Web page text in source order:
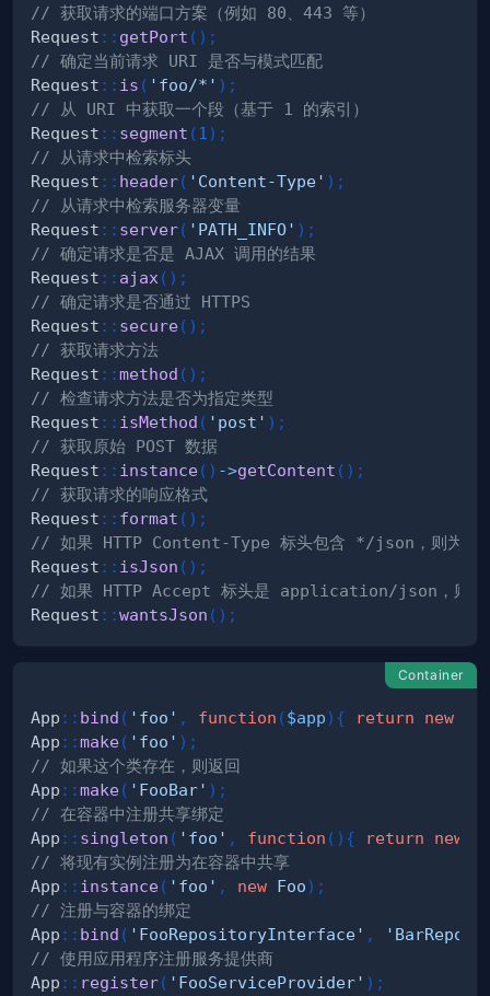
// 获取请求的端口方案（例如 80、443 等）
Request :: getPort ( ) ;
// 确定当前请求 URI 是否与模式匹配
Request :: is ( 'foo/*' ) ;
// 从 URI 中获取一个段（基于 1 的索引）
Request :: segment (1 ) ;
// 从请求中检索标头
Request :: header( 'Content-Type' ) ;
// 从请求中检索服务器变量
Request :: server( 'PATH_INFO' ) ;
// 确定请求是否是 AJAX 调用的结果
Request :: ajax ( ) ;
// 确定请求是否通过 HTTPS
Request :: secure( ) ;
// 获取请求方法
Request ::method ( ) ;
// 检查请求方法是否为指定类型
Request :: isMethod ( 'post' ) ;
// 获取原始 POST 数据
Request :: instance( ) ->getContent ( ) ;
// 获取请求的响应格式
Request :: format ( ) ;
// 如果 HTTP Content-Type 标头包含 */json，则为真
Request :: isJson ( ) ;
// 如果 HTTP Accept 标头是 application/json，则为
Request ::wantsJson ( ) ;
Container
App :: bind ( 'foo' , function ($app) { return new
App ::make( 'foo' ) ;
// 如果这个类存在，则返回
App ::make( 'FooBar' ) ;
// 在容器中注册共享绑定
App :: singleton ( 'foo' , function ( ) { return new
// 将现有实例注册为在容器中共享
App :: instance( 'foo' , new Foo) ;
// 注册与容器的绑定
App :: bind ( 'FooRepositoryInterface' ,
// 使用应用程序注册服务提供商
App :: register( 'FooServiceProvider' ) ;